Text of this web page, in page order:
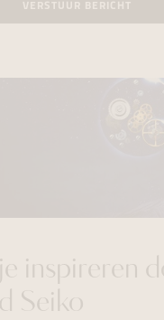
VERSTUUR BERICHT
inspireren
Seiko